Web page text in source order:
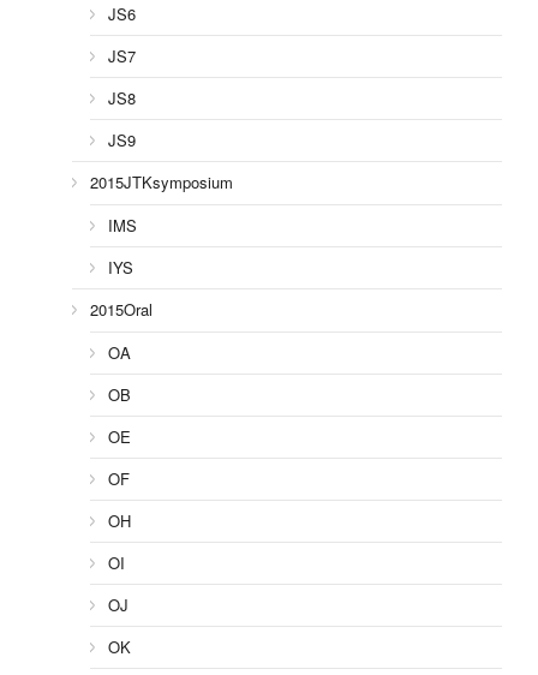
JS6
JS7
JS8
JS9
2015JTKsymposium
IMS
IYS
2015Oral
OA
OB
OE
OF
OH
OI
OJ
OK